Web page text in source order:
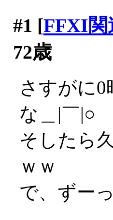
#1 [FFXI関
72歳
さすがに
な＿|￣|○
そしたら
ｗｗ
で、ずー